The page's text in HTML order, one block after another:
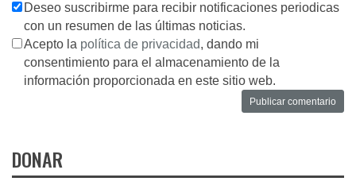
Deseo suscribirme para recibir notificaciones periodicas
con un resumen de las últimas noticias.
Acepto la política de privacidad, dando mi
consentimiento para el almacenamiento de la
información proporcionada en este sitio web.
DONAR